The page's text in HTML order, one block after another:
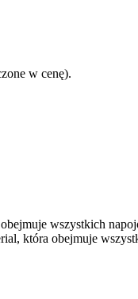
w cenę).
wszystkich
która obejmuje